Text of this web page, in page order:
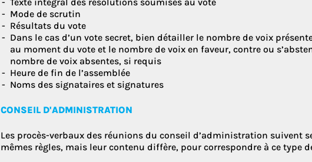
Mode de scrutin
Résultats du vote
Dans le cas d’un vote secret, bien détailler le nombre de voix
au moment du vote et le nombre de voix en faveur, contre ou
nombre de voix absentes, si requis
Heure de fin de l’assemblée
Noms des signataires et signatures
CONSEIL D'ADMINISTRATION
Les procès-verbaux des réunions du conseil d’administration suivent
mêmes règles, mais leur contenu diffère, pour correspondre à ce type